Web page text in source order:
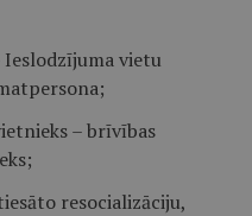
Ieslodzījuma vietu
– brīvības
resocializāciju,